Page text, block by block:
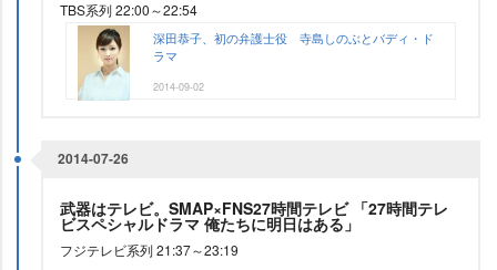
TBS系列 22:00～22:54
深田恭子、初の弁護士役 寺島しのぶとバディ・ド
ラマ
2014-09-02
2014-07-26
武器はテレビ。SMAP×FNS27時間テレビ 「27時間テレ
ビスペシャルドラマ 俺たちに明日はある」
フジテレビ系列 21:37～23:19